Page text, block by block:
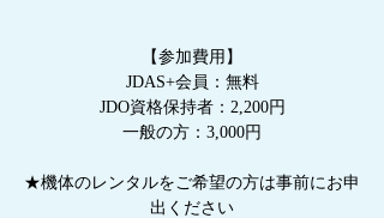
【参加費用】
JDAS+会員：無料
JDO資格保持者：2,200円
一般の方：3,000円
★機体のレンタルをご希望の方は事前にお申
出ください